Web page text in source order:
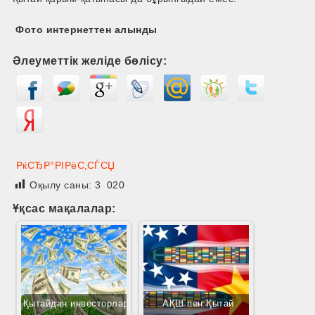
Фото интернеттен алынды
Әлеуметтік желіде бөлісу:
РќСЂР°РІРёС‚СЃСЏ
Оқылу саны:3 020
Ұқсас мақалалар:
Қытайдан инвесторлар
АҚШ пен Қытай